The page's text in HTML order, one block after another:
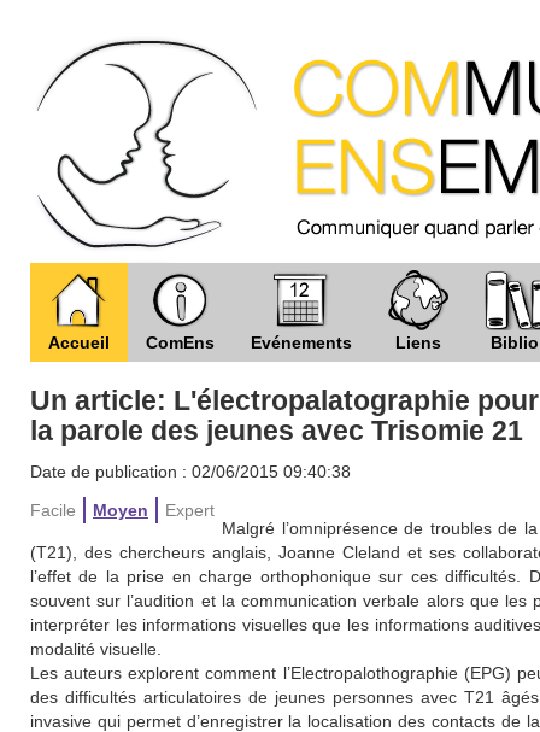
Accueil ComEns Evénements Liens Biblio
Un article: L'électropalatographie
la parole des jeunes avec Trisomie 21
Date de publication : 02/06/2015 09:40:38
Facile
Moyen
Expert
Malgré l’omniprésence de troubles de
(T21), des chercheurs anglais, Joanne Cleland et ses
l’effet de la prise en charge orthophonique sur ces difficultés.
souvent sur l’audition et la communication verbale alors que
interpréter les informations visuelles que les informations
modalité visuelle.
Les auteurs explorent comment l’Electropalothographie (EPG)
des difficultés articulatoires de jeunes personnes avec T21
invasive qui permet d’enregistrer la localisation des contacts de